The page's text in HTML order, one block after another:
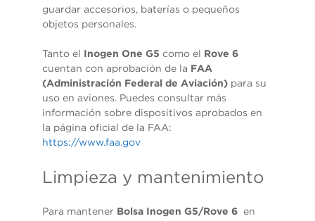
guardar accesorios, baterías o pequeños
objetos personales.
Tanto el Inogen One G5 como el
Rove 6
cuentan con aprobación de la
FAA
(Administración Federal de Aviación) para su
uso en aviones. Puedes consultar más
información sobre dispositivos aprobados en
la página oficial de la FAA:
https://www.faa.gov
Limpieza y mantenimiento
Para mantener Bolsa Inogen G5/Rove 6
en